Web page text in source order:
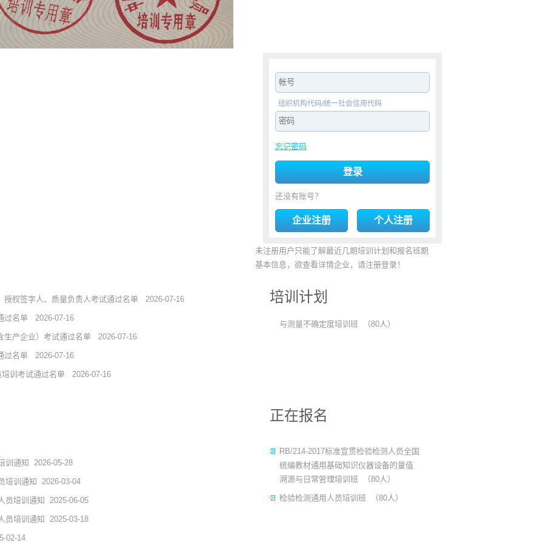
组织机构代码/统一社会信用代码
忘记密码
登录
还没有账号？
企业注册 个人注册
授权签字人、质量负责人考试通过名单 2026-07-16
过名单 2026-07-16
生产企业）考试通过名单 2026-07-16
过名单 2026-07-16
训考试通过名单 2026-07-16
训通知 2026-05-28
培训通知 2026-03-04
员培训通知 2025-06-05
员培训通知 2025-03-18
02-14
未注册用户只能了解最近几期培训计划和报名班期
基本信息，欲查看详情企业，请注册登录！
培训计划
全国统编教材通用基础知识测量误差
正在报名
统编教材通用基础知识仪器设备的量值
溯源与日常管理培训班 （80人）
检验检测通用人员培训班 （80人）